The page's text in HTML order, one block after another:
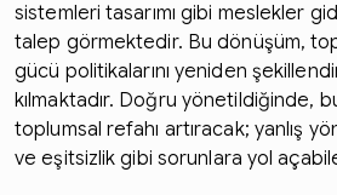
sistemleri tasarımı gibi meslekler
talep görmektedir. Bu dönüşüm,
gücü politikalarını yeniden
kılmaktadır. Doğru yönetildiğinde,
toplumsal refahı artıracak; yanlış
ve eşitsizlik gibi sorunlara yol